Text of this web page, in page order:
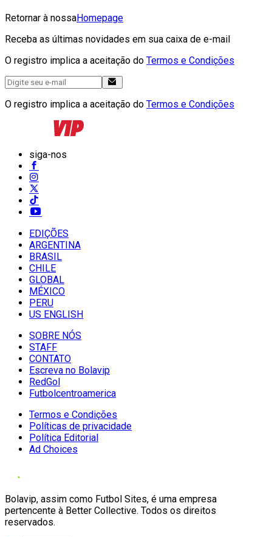
Retornar à nossaHomepage
Receba as últimas novidades em sua caixa de e-mail
O registro implica a aceitação do Termos e Condições
O registro implica a aceitação do Termos e Condições
siga-nos
EDIÇÕES
ARGENTINA
BRASIL
CHILE
GLOBAL
MÉXICO
PERU
US ENGLISH
SOBRE NÓS
STAFF
CONTATO
Escreva no Bolavip
RedGol
Futbolcentroamerica
Termos e Condições
Políticas de privacidade
Política Editorial
Ad Choices
Bolavip, assim como Futbol Sites, é uma empresa
pertencente à Better Collective. Todos os direitos
reservados.